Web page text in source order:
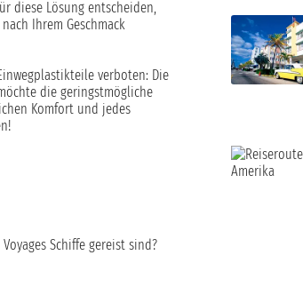
diese Lösung entscheiden,
Ihrem Geschmack
verboten: Die
die geringstmögliche
Komfort und jedes
Schiffe gereist sind?